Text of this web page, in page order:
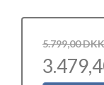
5.799,00 DKK